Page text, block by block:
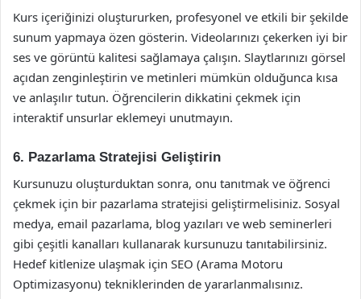
Kurs içeriğinizi oluştururken, profesyonel ve etkili bir şekilde
sunum yapmaya özen gösterin. Videolarınızı çekerken iyi bir
ses ve görüntü kalitesi sağlamaya çalışın. Slaytlarınızı görsel
açıdan zenginleştirin ve metinleri mümkün olduğunca kısa
ve anlaşılır tutun. Öğrencilerin dikkatini çekmek için
interaktif unsurlar eklemeyi unutmayın.
6. Pazarlama Stratejisi Geliştirin
Kursunuzu oluşturduktan sonra, onu tanıtmak ve öğrenci
çekmek için bir pazarlama stratejisi geliştirmelisiniz. Sosyal
medya, email pazarlama, blog yazıları ve web seminerleri
gibi çeşitli kanalları kullanarak kursunuzu tanıtabilirsiniz.
Hedef kitlenize ulaşmak için SEO (Arama Motoru
Optimizasyonu) tekniklerinden de yararlanmalısınız.